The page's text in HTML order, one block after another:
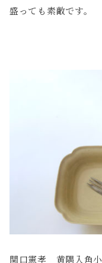
盛っても素敵です。
関口憲孝 黄隅入